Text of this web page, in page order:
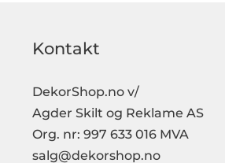
Kontakt
DekorShop.no v/
Agder Skilt og Reklame AS
Org. nr: 997 633 016 MVA
salg@dekorshop.no